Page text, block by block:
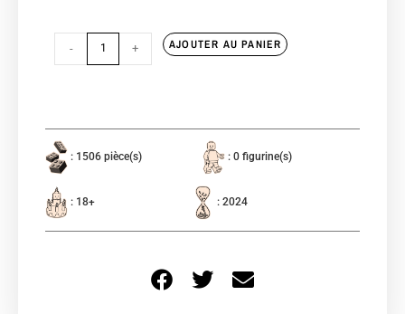
- + AJOUTER AU PANIER
: 1506 pièce(s) : 0 figurine(s)
: 18+ : 2024